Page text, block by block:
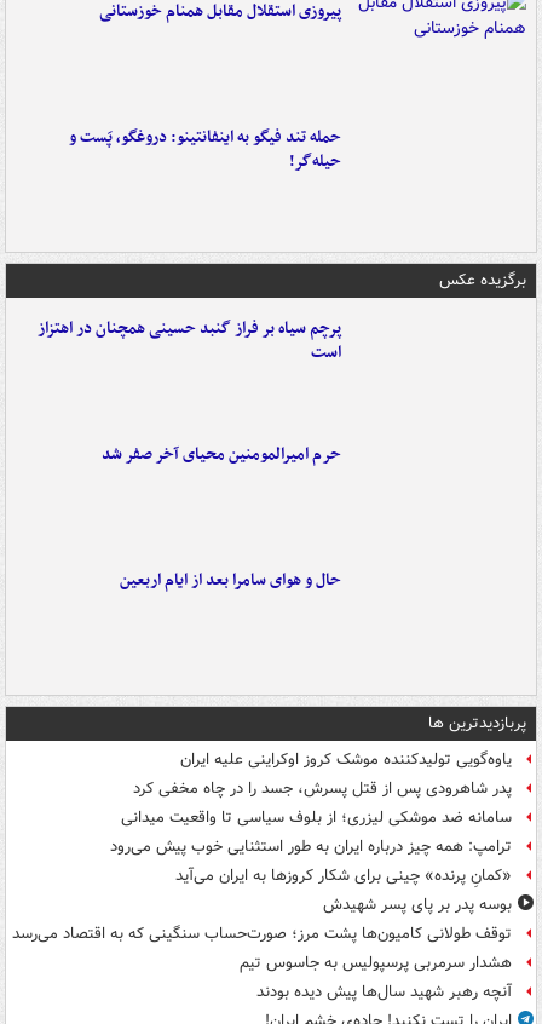
پیروزی استقلال مقابل همنام خوزستانی
حمله تند فیگو به اینفانتینو: دروغگو، پَست‌ و
حیله‌گر!
برگزیده عکس
پرچم سیاه بر فراز گنبد حسینی همچنان در اهتزاز
است
حرم امیرالمومنین محیای آخر صفر شد
حال و هوای سامرا بعد از ایام اربعین
پربازدیدترین ها
یاوه‌گویی تولیدکننده موشک کروز اوکراینی علیه ایران
پدر شاهرودی پس از قتل پسرش، جسد را در چاه مخفی کرد
سامانه ضد موشکی لیزری؛ از بلوف سیاسی تا واقعیت میدانی
ترامپ: همه چیز درباره ایران به طور استثنایی خوب پیش می‌رود
«کمانِ پرنده» چینی برای شکار کروزها به ایران می‌آید
بوسه‌ پدر بر پای پسر شهیدش
توقف طولانی کامیون‌ها پشت مرز؛ صورت‌حساب سنگینی که به اقتصاد می‌رسد
هشدار سرمربی پرسپولیس به جاسوس تیم
آنچه رهبر شهید سال‌ها پیش دیده بودند